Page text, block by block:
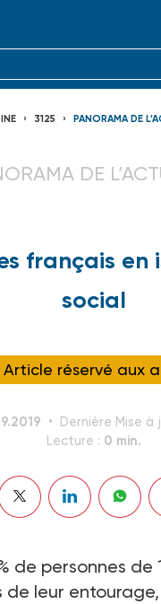
3125 PANORAMA DE
DE
français en
social
Article réservé aux
Dernière Mise à
Lecture : 0 min.
de personnes de
de leur